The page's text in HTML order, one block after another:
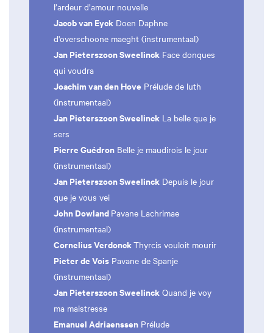
l’ardeur d’amour nouvelle
Jacob van Eyck Doen Daphne
d'overschoone maeght (instrumentaal)
Jan Pieterszoon Sweelinck Face donques
qui voudra
Joachim van den Hove Prélude de luth
(instrumentaal)
Jan Pieterszoon Sweelinck La belle que je
sers
Pierre Guédron Belle je maudirois le jour
(instrumentaal)
Jan Pieterszoon Sweelinck Depuis le jour
que je vous vei
John Dowland Pavane Lachrimae
(instrumentaal)
Cornelius VerdonckThyrcis vouloit mourir
Pieter de Vois Pavane de Spanje
(instrumentaal)
Jan Pieterszoon Sweelinck Quand je voy
ma maistresse
Emanuel Adriaenssen Prélude